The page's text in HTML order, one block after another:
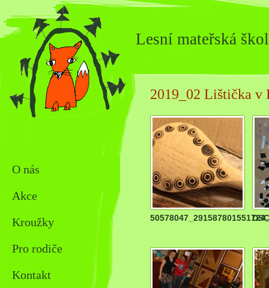
2019_02 Lištička v
Lesní mateřská
O nás
Akce
Kroužky
Pro rodiče
Kontakt